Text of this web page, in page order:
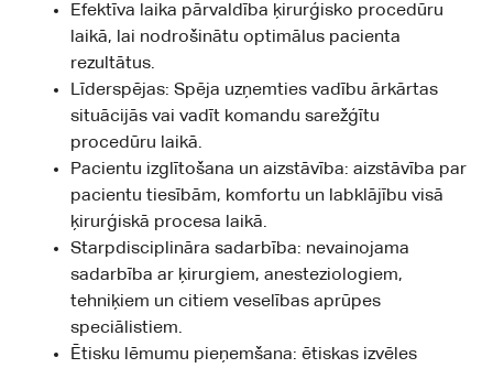
Efektīva laika pārvaldība ķirurģisko procedūru
laikā, lai nodrošinātu optimālus pacienta
rezultātus.
Līderspējas: Spēja uzņemties vadību ārkārtas
situācijās vai vadīt komandu sarežģītu
procedūru laikā.
Pacientu izglītošana un aizstāvība: aizstāvība par
pacientu tiesībām, komfortu un labklājību visā
ķirurģiskā procesa laikā.
Starpdisciplināra sadarbība: nevainojama
sadarbība ar ķirurgiem, anesteziologiem,
tehniķiem un citiem veselības aprūpes
speciālistiem.
Ētisku lēmumu pieņemšana: ētiskas izvēles